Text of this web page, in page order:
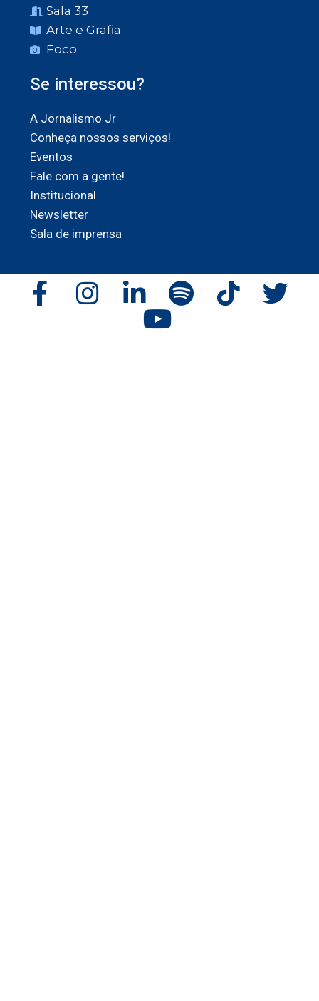
Sala 33
Arte e Grafia
Foco
Se interessou?
A Jornalismo Jr
Conheça nossos serviços!
Eventos
Fale com a gente!
Institucional
Newsletter
Sala de imprensa